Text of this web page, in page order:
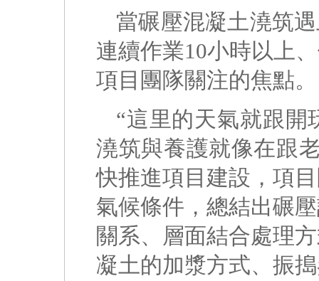
當碾壓混凝土澆筑
連續作業10小時以上
項目團隊關注的焦點。
“這里的天氣就跟
澆筑與養護就像在跟
快推進項目建設，項
氣候條件，總結出碾
關系、層面結合處理
凝土的加漿方式、振